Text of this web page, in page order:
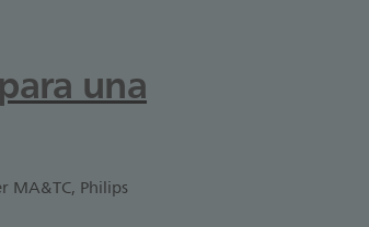
una
MA&TC, Philips